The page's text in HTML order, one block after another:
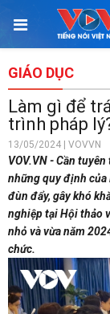
GIÁO DỤC
Làm gì để
trình pháp
13/05/2024 | VOVVN
VOV.VN - Cần
những quy định
đùn đẩy, gây khó
nghiệp tại Hội thảo
nhỏ và vừa năm
chức.